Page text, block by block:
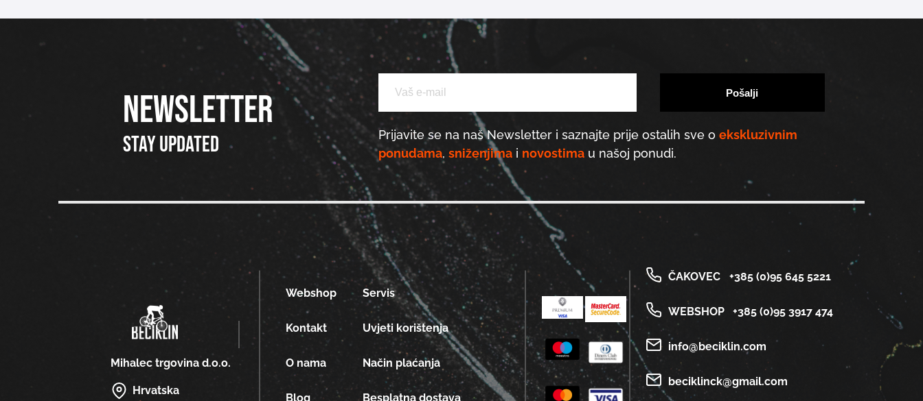
NEWSLETTER
Stay updated Prijavite se na naš Newsletter i saznajte prije ostalih sve o ekskluzivnim
ponudama, sniženjimai novostimau našoj ponudi.
Mihalec trgovina d.o.o.
Hrvatska
Webshop
Kontakt
O nama
Blog
Servis
Uvjeti korištenja
Način plaćanja
Besplatna dostava
ČAKOVEC +385 (0)95 645 5221
WEBSHOP +385 (0)95 3917 474
info@beciklin.com
beciklinck@gmail.com